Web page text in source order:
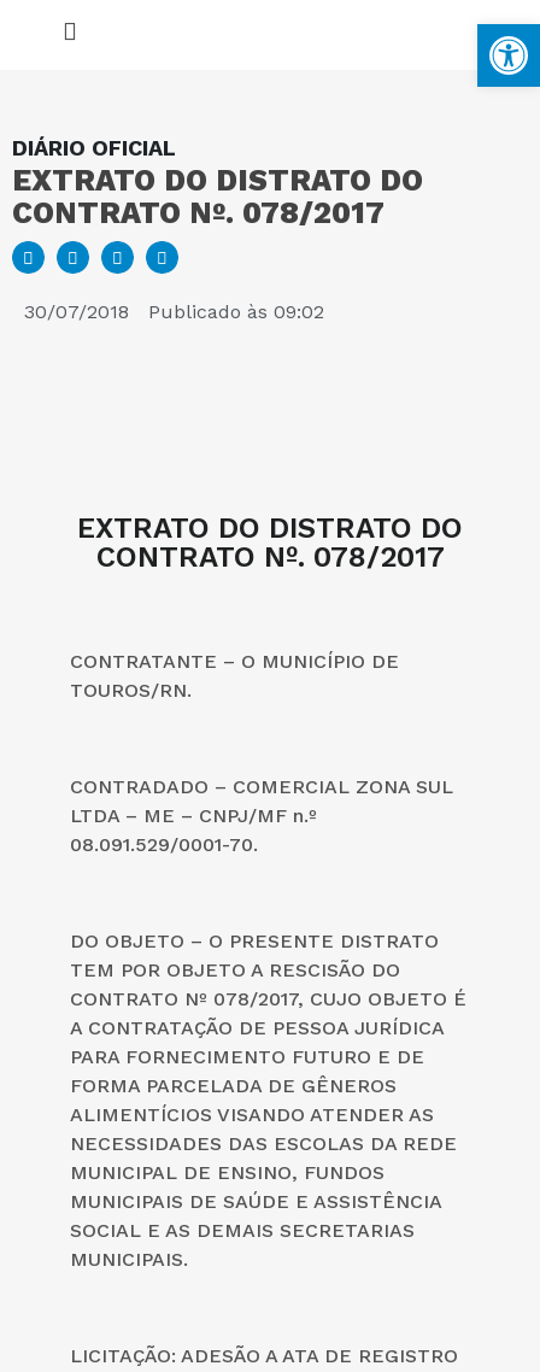
DIÁRIO OFICIAL
EXTRATO DO DISTRATO DO
CONTRATO Nº. 078/2017
30/07/2018 Publicado às 09:02
EXTRATO DO DISTRATO DO
CONTRATO Nº. 078/2017
CONTRATANTE – O MUNICÍPIO DE
TOUROS/RN.
CONTRADADO – COMERCIAL ZONA SUL
LTDA – ME – CNPJ/MF n.º
08.091.529/0001-70.
DO OBJETO – O PRESENTE DISTRATO
TEM POR OBJETO A RESCISÃO DO
CONTRATO Nº 078/2017, CUJO OBJETO É
A CONTRATAÇÃO DE PESSOA JURÍDICA
PARA FORNECIMENTO FUTURO E DE
FORMA PARCELADA DE GÊNEROS
ALIMENTÍCIOS VISANDO ATENDER AS
NECESSIDADES DAS ESCOLAS DA REDE
MUNICIPAL DE ENSINO, FUNDOS
MUNICIPAIS DE SAÚDE E ASSISTÊNCIA
SOCIAL E AS DEMAIS SECRETARIAS
MUNICIPAIS.
LICITAÇÃO: ADESÃO A ATA DE REGISTRO
MAPA DO SITE
PORTAL DA TRANSPARÊNCIA
E-SIC